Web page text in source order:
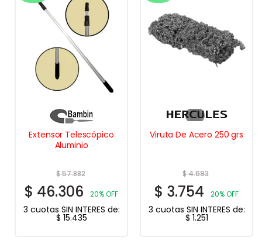
Extensor Telescópico
Aluminio
$57.882
$ 46.306 20% OFF
3 cuotas SIN INTERES de:
$ 15.435
Viruta De Acero 250 grs
$4.693
$ 3.754 20% OFF
3 cuotas SIN INTERES de:
$ 1.251